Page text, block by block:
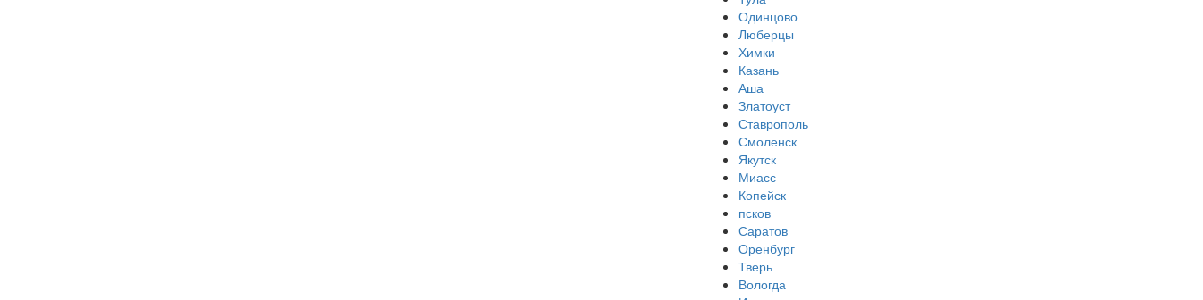
Одинцово
Люберцы
Химки
Казань
Аша
Златоуст
Ставрополь
Смоленск
Якутск
Миасс
Копейск
псков
Саратов
Оренбург
Тверь
Вологда